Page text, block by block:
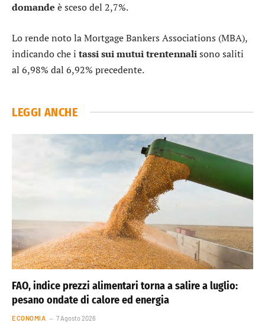
domande è sceso del 2,7%.
Lo rende noto la Mortgage Bankers Associations (MBA),
indicando che i tassi sui mutui trentennalisono saliti
al 6,98% dal 6,92% precedente.
LEGGI ANCHE
FAO, indice prezzi alimentari torna a salire a luglio:
pesano ondate di calore ed energia
ECONOMIA 7 Agosto 2026